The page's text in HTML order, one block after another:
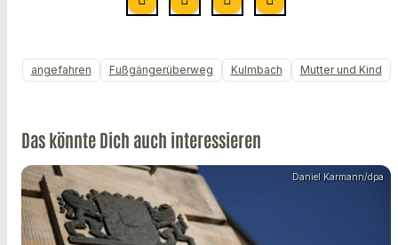
angefahren Fußgängerüberweg Kulmbach Mutter und Kind
Das könnte Dich auch interessieren
Daniel Karmann/dpa